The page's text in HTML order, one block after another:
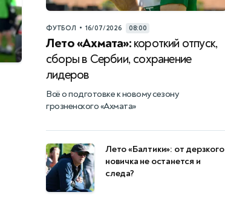
ФУТБОЛ • 16/07/2026 08:00
Лето «Ахмата»:короткий отпуск,
сборы в Сербии, сохранение
лидеров
Всё о подготовке к новому сезону
грозненского «Ахмата»
Лето «Балтики»: от дерзкого
новичка не останется и
следа?